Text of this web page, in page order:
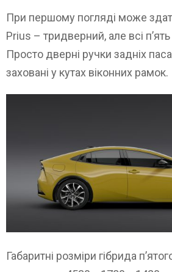
При першому погляді може
Prius – тридверний, але всі
Просто дверні ручки задніх
заховані у кутах віконних рамок.
Габаритні розміри гібрида